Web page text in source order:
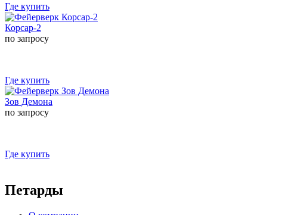
Где купить
Корсар-2
по запросу
Где купить
Зов Демона
по запросу
Где купить
Петарды